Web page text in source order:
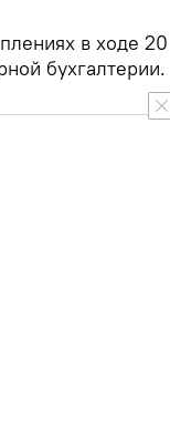
в ходе 20
бухгалтерии.